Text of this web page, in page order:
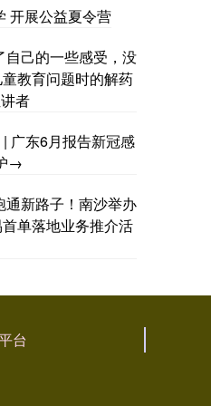
开展公益夏令营
自己的一些感受，没
教育问题时的解药
者
广东6月报告新冠感
→
通新路子！南沙举办
单落地业务推介活
台